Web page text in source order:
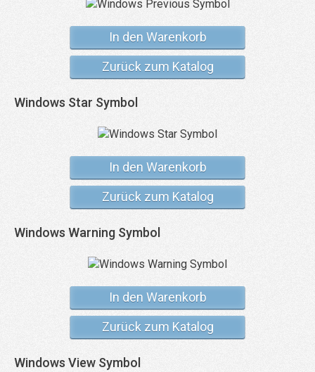
In den Warenkorb
Zurück zum Katalog
Windows Star Symbol
In den Warenkorb
Zurück zum Katalog
Windows Warning Symbol
In den Warenkorb
Zurück zum Katalog
Windows View Symbol